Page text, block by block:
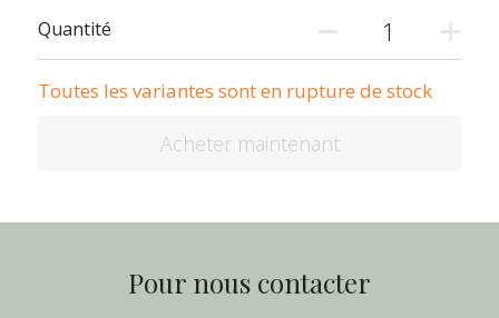
Quantité
Toutes les variantes sont en rupture de stock
Acheter maintenant
Pour nous contacter